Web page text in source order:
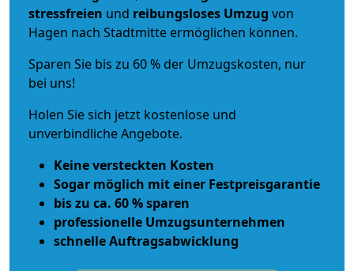
stressfreien und reibungsloses Umzug von
Hagen nach Stadtmitte ermöglichen können.
Sparen Sie bis zu 60 % der Umzugskosten, nur
bei uns!
Holen Sie sich jetzt kostenlose und
unverbindliche Angebote.
Keine versteckten Kosten
Sogar möglich mit einer Festpreisgarantie
bis zu ca. 60 % sparen
professionelle Umzugsunternehmen
schnelle Auftragsabwicklung